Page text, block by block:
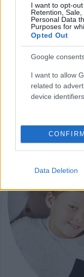
I want to opt-
Retention,
Personal Data
Purposes for
Opted Out
Google
I want to allow
related to
device
CONFIRM
Data Deletion